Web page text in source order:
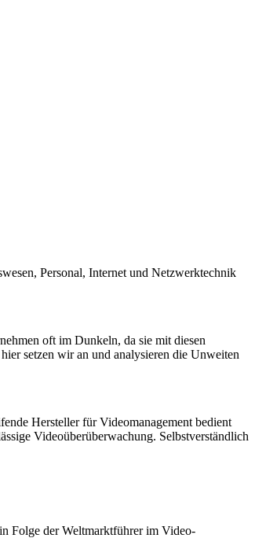
Personal, Internet und Netzwerktechnik
oft im Dunkeln, da sie mit diesen
setzen wir an und analysieren die Unweiten
Hersteller für Videomanagement bedient
Videoüberüberwachung. Selbstverständlich
Folge der Weltmarktführer im Video-